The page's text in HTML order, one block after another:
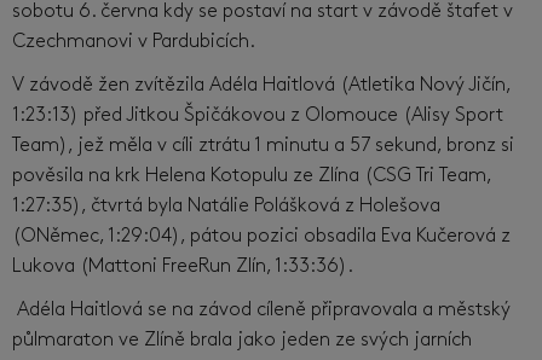
sobotu 6. června kdy se postaví na start v závodě štafet v
Czechmanovi v Pardubicích.
V závodě žen zvítězila Adéla Haitlová (Atletika Nový Jičín,
1:23:13) před Jitkou Špičákovou z Olomouce (Alisy Sport
Team), jež měla v cíli ztrátu 1 minutu a 57 sekund, bronz si
pověsila na krk Helena Kotopulu ze Zlína (CSG Tri Team,
1:27:35), čtvrtá byla Natálie Polášková z Holešova
(ONěmec, 1:29:04), pátou pozici obsadila Eva Kučerová z
Lukova (Mattoni FreeRun Zlín, 1:33:36).
Adéla Haitlová se na závod cíleně připravovala a městský
půlmaraton ve Zlíně brala jako jeden ze svých jarních